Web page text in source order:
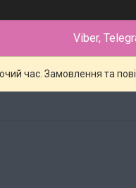
Viber,
час. Замовлення та